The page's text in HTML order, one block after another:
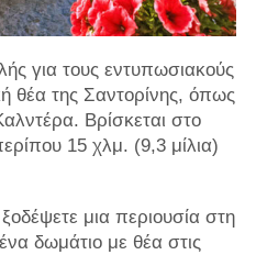
για τους εντυπωσιακούς
θέα της Σαντορίνης, όπως
Βρίσκεται στο
15 χλμ. (9,3 μίλια)
μια περιουσία στη
δωμάτιο με θέα στις